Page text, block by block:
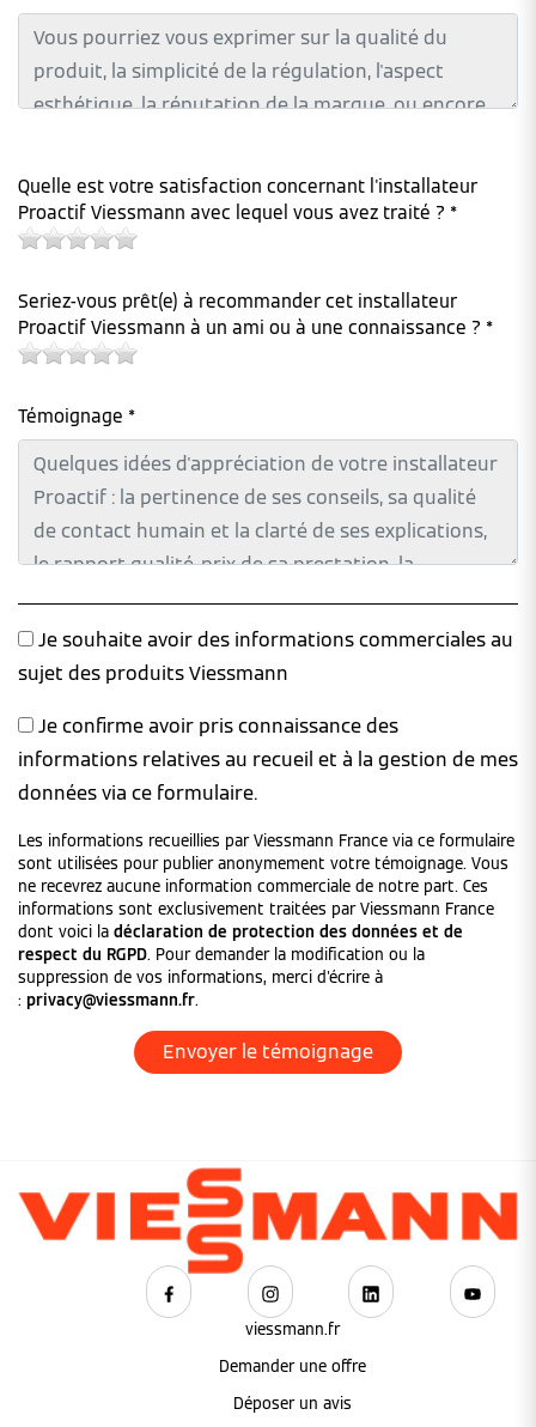
Quelle est votre satisfaction concernant l'installateur
Proactif Viessmann avec lequel vous avez traité ? *
Seriez-vous prêt(e) à recommander cet installateur
Proactif Viessmann à un ami ou à une connaissance ? *
Témoignage *
Je souhaite avoir des informations commerciales au
sujet des produits Viessmann
Je confirme avoir pris connaissance des
informations relatives au recueil et à la gestion de mes
données via ce formulaire.
Les informations recueillies par Viessmann France via ce formulaire
sont utilisées pour publier anonymement votre témoignage. Vous
ne recevrez aucune information commerciale de notre part. Ces
informations sont exclusivement traitées par Viessmann France
dont voici la déclaration de protection des données et de
respect du RGPD. Pour demander la modification ou la
suppression de vos informations, merci d'écrire à
: privacy@viessmann.fr.
viessmann.fr
Demander une offre
Déposer un avis